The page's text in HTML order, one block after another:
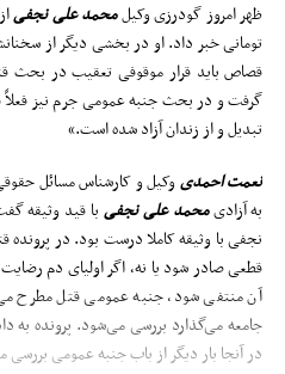
ظهر امروز گودرزی وکیلمحمد علی نجفی
تومانی خبر داد. او در بخشی دیگر از
قصاص باید قرار موقوفی تعقیب در
گرفت و در بحث جنبه عمومی جرم نیز فعلاً
تبدیل و از زندان آزاد شده است.»
نعمت احمدی وکیل و کارشناس مسائل
به آزادیمحمد علی نجفی با قید وثیقه
نجفی با وثیقه کاملا درست بود. در پرونده
قطعی صادر شود یا نه، اگر اولیای دم
آن منتفی شود، جنبه عمومی قتل مطرح
جامعه می‌گذارد بررسی می‌شود. پرونده به
در آنجا بار دیگر از باب جنبه عمومی